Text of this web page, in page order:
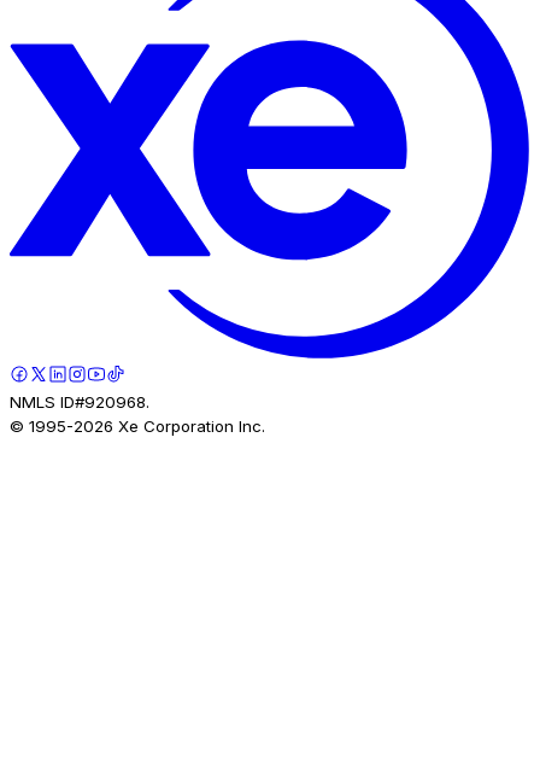
NMLS ID#920968.
© 1995-2026 Xe Corporation Inc.